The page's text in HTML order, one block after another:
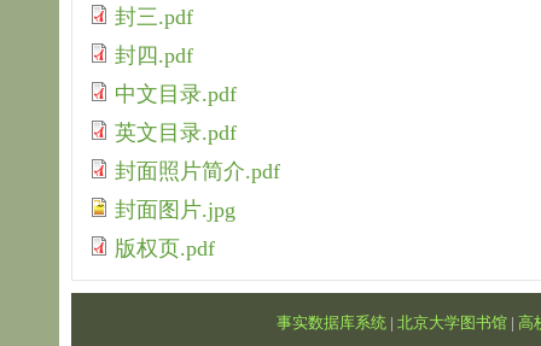
封三.pdf
封四.pdf
中文目录.pdf
英文目录.pdf
封面照片简介.pdf
封面图片.jpg
版权页.pdf
事实数据库系统 | 北京大学图书馆| 高